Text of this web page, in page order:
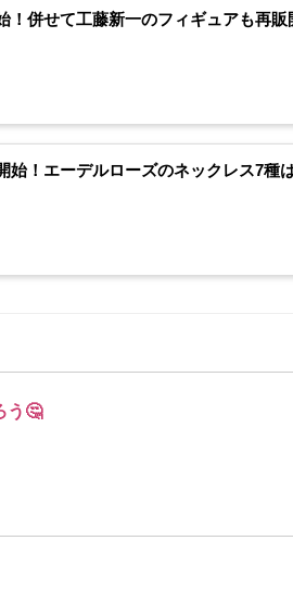
！併せて工藤新一のフィギュアも再販
始！エーデルローズのネックレス7種
う🤔